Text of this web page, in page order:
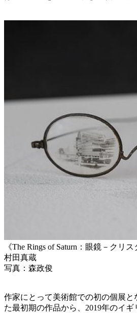
《The Rings of Saturn：眼鏡－クリ
村田真蔵
写真：森政俊
作家にとって美術館での初の個展
た最初期の作品から、2019年のイ